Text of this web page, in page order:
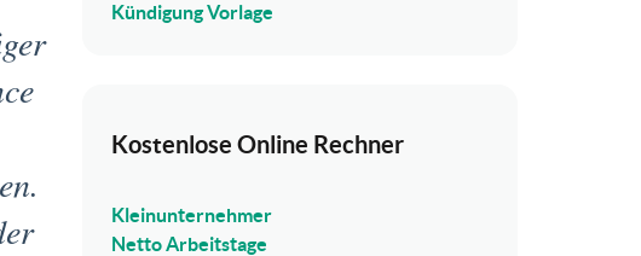
Kündigung Vorlage
Kostenlose Online Rechner
Kleinunternehmer
Netto Arbeitstage